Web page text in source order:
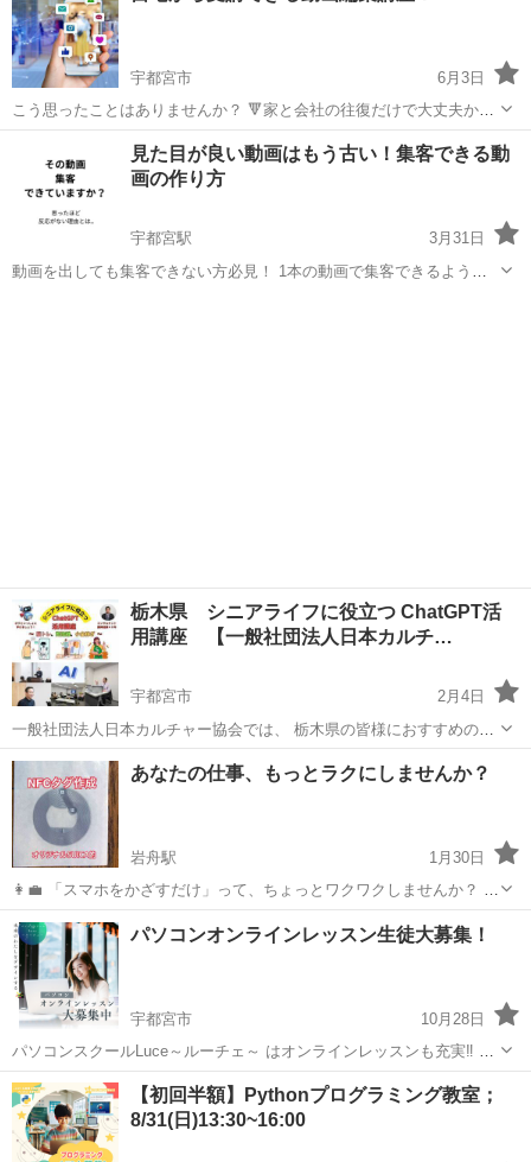
宇都宮市
6月3日
こう思ったことはありませんか？ 🔻家と会社の往復だけで大丈夫か
な・・ 🔻何かやりたいけど何がいいのかな・・ 🔻動画編集とか興味あ
るな・・ 私も元々、そんな不安を感じていました。 会社員として働き
ながら事...
宇都宮市 Windows総合 動画編集
見た目が良い動画はもう古い！集客できる動
画の作り方
宇都宮駅
3月31日
動画を出しても集客できない方必見！ 1本の動画で集客できるように
栃木県 シニアライフに役立つ ChatGPT活
用講座 【一般社団法人日本カルチ…
宇都宮市
2月4日
一般社団法人日本カルチャー協会では、 栃木県の皆様におすすめの講
座の開催をしております。 その他、下記の様々な募集も行っておりま
す。 下記のURLをクリックすると、日程などの詳細情報を見ることが
でき、 24時間ご予約...
栃木 宇都宮市 その他 オンライン
あなたの仕事、もっとラクにしませんか？
岩舟駅
1月30日
👩‍💼 「スマホをかざすだけ」って、ちょっとワクワクしませんか？ 携
帯をかざすだけで、あなたの毎日が、もっと便利でちょっと特別にな
る。 NFCタグの魔法を知っていますか？ ✅ ワンタッチでWi-Fi接
続、...
栃木 栃木市 Windows総合 SNS
パソコンオンラインレッスン生徒大募集！
宇都宮市
10月28日
パソコンスクールLuce～ルーチェ～ はオンラインレッスンも充実‼︎ ・
WEBデザイン ・WEBサイト制作 ・３Dグラフィック ・CAD その他オ
ンラインレッスン取り扱っております。 学ばれたい、身につけ...
栃木 宇都宮市 Illustrator オンライン
【初回半額】Pythonプログラミング教室；
8/31(日)13:30~16:00